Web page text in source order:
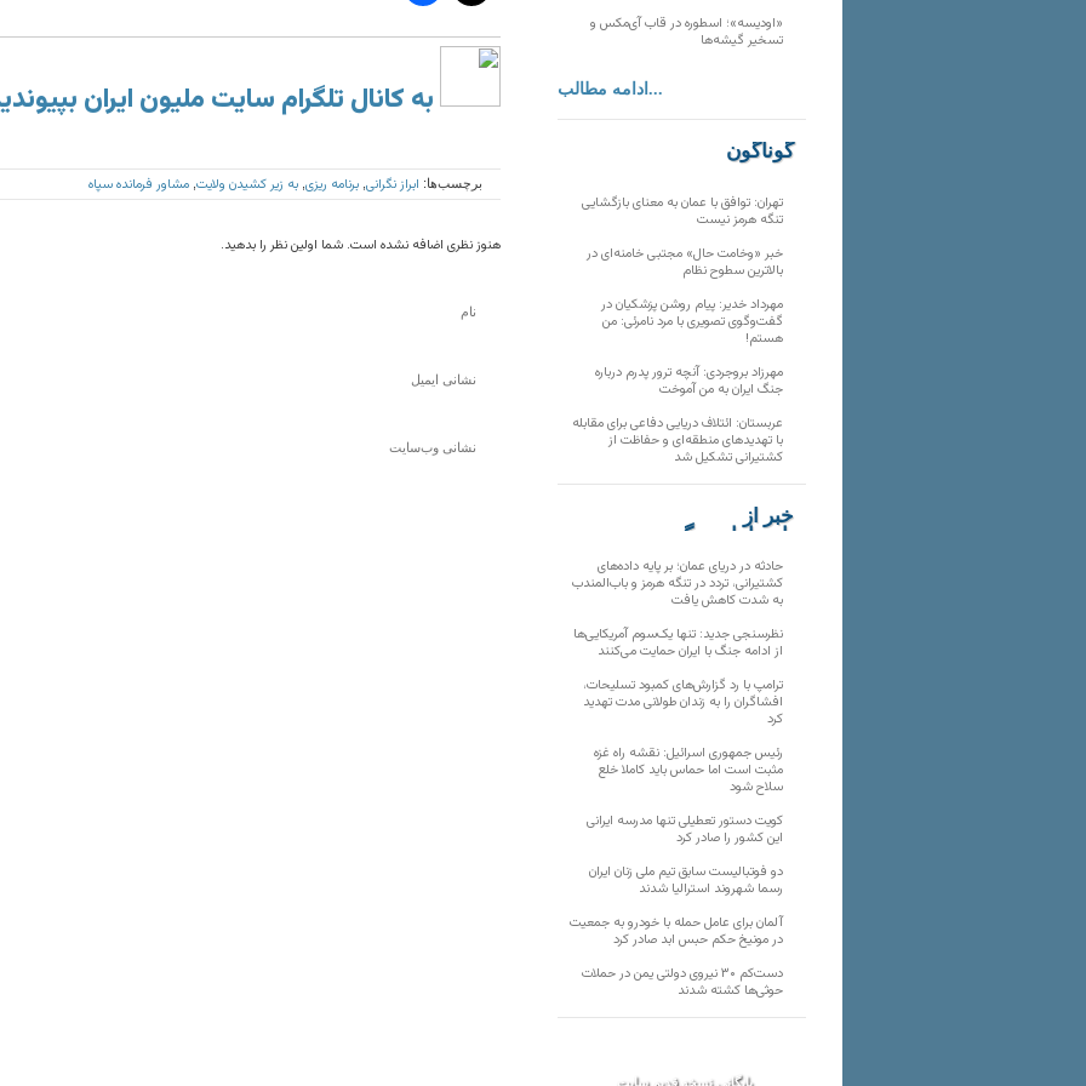
به کانال تلگرام سایت ملیون ایران
برچسب‌ها: ابراز نگرانی برنامه ریزی به زیر کشیدن ولایت مشاور فرمانده سپاه
هنوز نظری اضافه نشده است. شما اولین نظر را بدهید.
«اودیسه»؛ اسطوره در قاب آی‌مکس و
تسخیر گیشه‌ها
ادامه مطالب...
گوناگون
تهران: توافق با عمان به معنای بازگشایی
تنگه هرمز نیست
خبر «وخامت حال» مجتبی خامنه‌ای در
بالاترین سطوح نظام
مهرداد خدیر: پیام روشن پزشکیان در
گفت‌و‌گوی تصویری با مرد نامرئی: من
هستم!
مهرزاد بروجردی: آنچه ترور پدرم درباره
جنگ ایران به من آموخت
عربستان: ائتلاف دریایی دفاعی برای مقابله
با تهدیدهای منطقه‌ای و حفاظت از
کشتیرانی تشکیل شد
خبر از
تارنماهای دیگر
حادثه در دریای عمان؛ بر پایه داده‌های
کشتیرانی، تردد در تنگه هرمز و باب‌المندب
به شدت کاهش یافت
نظرسنجی جدید: تنها یک‌سوم آمریکایی‌ها
از ادامه جنگ با ایران حمایت می‌کنند
ترامپ با رد گزارش‌های کمبود تسلیحات،
افشاگران را به زندان طولانی مدت تهدید
کرد
رئیس‌ جمهوری اسرائیل: نقشه راه غزه
مثبت است اما حماس باید کاملا خلع
سلاح شود
کویت دستور تعطیلی تنها مدرسه ایرانی
این کشور را صادر کرد
دو فوتبالیست سابق تیم ملی زنان ایران
رسما شهروند استرالیا شدند
آلمان برای عامل حمله با خودرو به جمعیت
در مونیخ حکم حبس ابد صادر کرد
دست‌کم ۳۰ نیروی دولتی یمن در حملات
حوثی‌ها کشته شدند
بایگانی نسخه قدیم سایت